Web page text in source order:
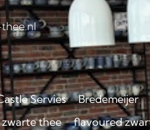
Servies Bredemeijer
zwarte thee flavoured